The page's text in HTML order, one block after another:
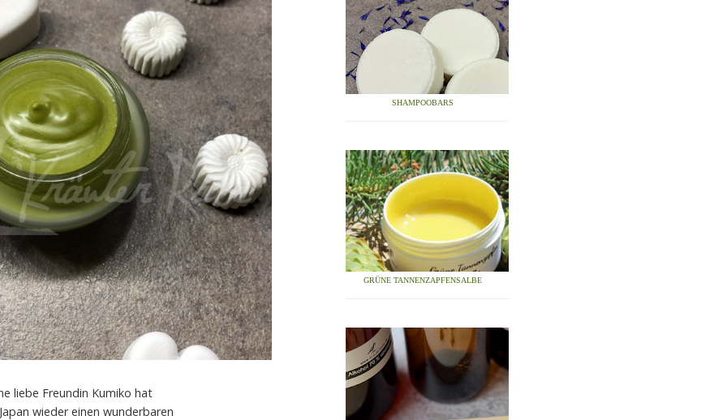
liebe Freundin Kumiko hat
wieder einen wunderbaren
SHAMPOOBARS
GRÜNE TANNENZAPFENSALBE